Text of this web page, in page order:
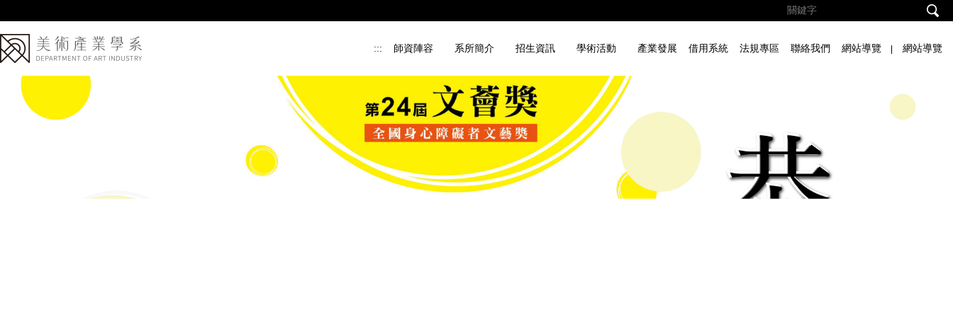
主
要
::: 師資陣容 系所簡介 招生資訊 學術活動 產業發展 借用系統 法規專區 聯絡我們 網站導覽 網站導覽